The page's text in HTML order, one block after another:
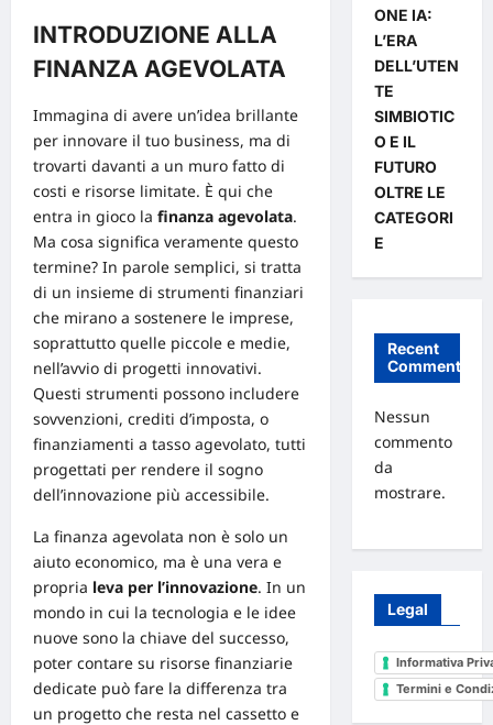
INTRODUZIONE ALLA
FINANZA AGEVOLATA
Immagina di avere un’idea brillante
per innovare il tuo business, ma di
trovarti davanti a un muro fatto di
costi e risorse limitate. È qui che
entra in gioco la finanza agevolata.
Ma cosa significa veramente questo
termine? In parole semplici, si tratta
di un insieme di strumenti finanziari
che mirano a sostenere le imprese,
soprattutto quelle piccole e medie,
nell’avvio di progetti innovativi.
Questi strumenti possono includere
sovvenzioni, crediti d’imposta, o
finanziamenti a tasso agevolato, tutti
progettati per rendere il sogno
dell’innovazione più accessibile.
La finanza agevolata non è solo un
aiuto economico, ma è una vera e
propria leva per l’innovazione. In un
mondo in cui la tecnologia e le idee
nuove sono la chiave del successo,
poter contare su risorse finanziarie
dedicate può fare la differenza tra
un progetto che resta nel cassetto e
ONE IA:
L’ERA
DELL’UTEN
TE
SIMBIOTIC
O E IL
FUTURO
OLTRE LE
CATEGORI
E
Recent
Comments
Nessun
commento
da
mostrare.
Legal
Informativa
Termini e